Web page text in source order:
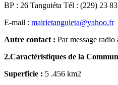
BP : 26 Tanguiéta Tél : (229) 23
E-mail : mairietanguieta@yahoo.fr
Autre contact : Par message
2.Caractéristiques de la
Superficie : 5 .456 km2